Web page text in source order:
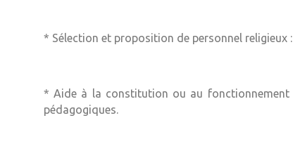
* Sélection et proposition de personnel
* Aide à la constitution ou au
pédagogiques.